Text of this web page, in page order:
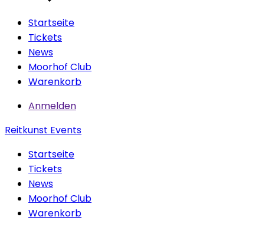
Startseite
Tickets
News
Moorhof Club
Warenkorb
Anmelden
Reitkunst Events
Startseite
Tickets
News
Moorhof Club
Warenkorb